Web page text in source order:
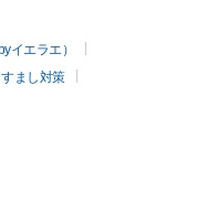
イエラエ）
まし対策